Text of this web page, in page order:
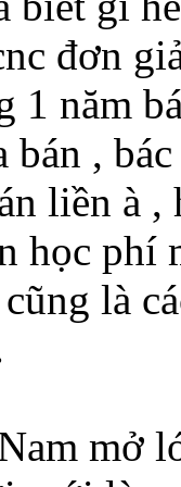
đơn
1 năm
bán ,
liền à ,
học phí
là
mở